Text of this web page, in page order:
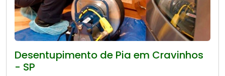
Desentupimento de Pia em Cravinhos
- SP